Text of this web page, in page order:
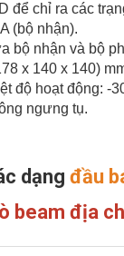
để chỉ ra các
(bộ nhận).
bộ nhận và bộ
x 140 x 140)
độ hoạt động: -
ngưng tụ.
dạng đầu
beam địa